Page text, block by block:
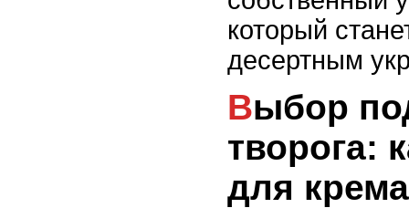
который
десертным
Выбор подходящего
творога:
для крема